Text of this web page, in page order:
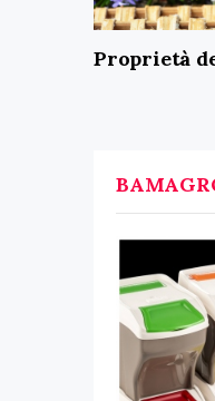
Proprietà